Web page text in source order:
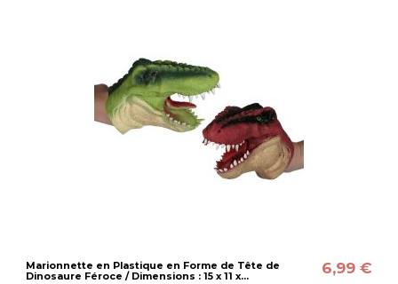
Marionnette en Plastique en Forme de Tête de
Dinosaure Féroce / Dimensions : 15 x 11 x...
6,99 €